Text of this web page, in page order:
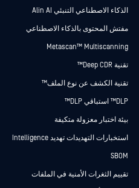
الذكاء الاصطناعي التنبئي Alin AI
مفتش المحتوى بالذكاء الاصطناعي
Metascan™ Multiscanning
تقنية Deep CDR™
تقنية الكشف عن نوع الملف™
DLP™ استباقي DLP™
بيئة اختبار معزولة متكيفة
استخبارات التهديدات تهديد Intelligence
SBOM
تقييم الثغرات الأمنية في الملفات